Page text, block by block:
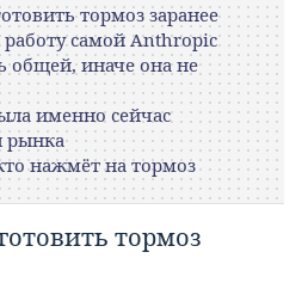
тормоз заранее
самой Anthropic
общей, иначе она не
именно сейчас
рынка
нажмёт на тормоз
тормоз